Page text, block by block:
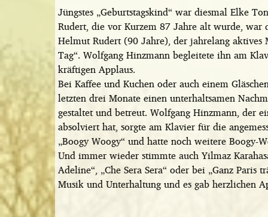
Jüngstes „Geburtstagskind“ war diesmal Elke
Rudert, die vor Kurzem 87 Jahre alt wurde, war
Helmut Rudert (90 Jahre), der jahrelang
Tag“. Wolfgang Hinzmann begleitete ihn am
kräftigen Applaus.
Bei Kaffee und Kuchen oder auch einem
letzten drei Monate einen unterhaltsamen
gestaltet und betreut. Wolfgang Hinzmann, der
absolviert hat, sorgte am Klavier für die
„Boogy Woogy“ und hatte noch weitere Boogy-
Und immer wieder stimmte auch Yilmaz
Adeline“, „Che Sera Sera“ oder bei „Ganz
Musik und Unterhaltung und es gab herzlichen